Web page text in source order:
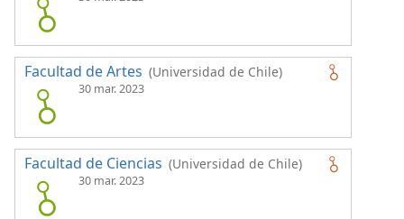
Facultad de Artes (Universidad de Chile)
30 mar. 2023
Facultad de Ciencias (Universidad de Chile)
30 mar. 2023